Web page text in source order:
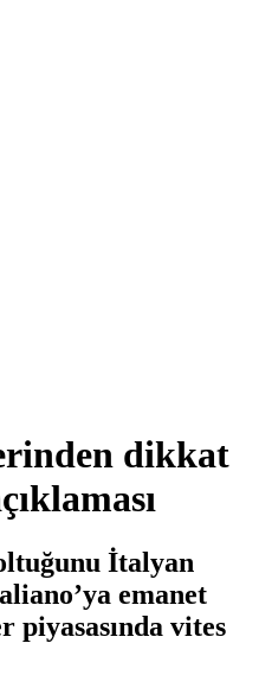
dikkat
İtalyan
emanet
piyasasında vites